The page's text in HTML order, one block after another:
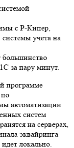
с Р-Кипер,
учета на
за пару минут.
программе
автоматизации
систем
на серверах,
эквайринга
локально.